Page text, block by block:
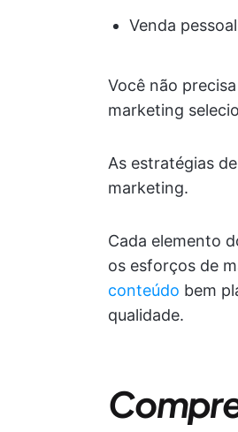
Venda pessoal
Você não
marketing
As estratégias
marketing.
Cada elemento
os esforços de
conteúdo bem
qualidade.